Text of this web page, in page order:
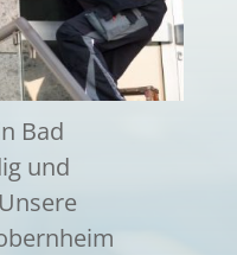
Bad
und